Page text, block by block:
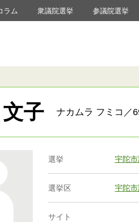
ラム 衆議院選挙 参議院選挙
子 ナカムラ フミコ／
選挙 宇陀
選挙区 宇陀
サイト